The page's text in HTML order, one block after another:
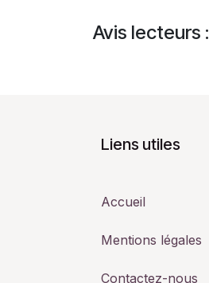
Avis lecteurs :
Liens utiles
Accueil
Mentions légales
Contactez-nous